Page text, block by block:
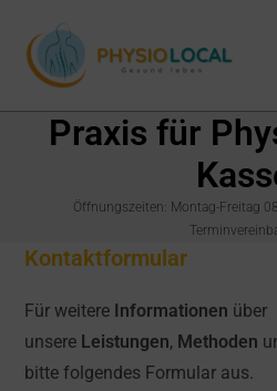
Inhalt
springen
Praxis für
Öffnungszeiten: Montag-Freitag
Kontaktformular
Für weitere Informationen über
unsere Leistungen, Methoden
bitte folgendes Formular aus.